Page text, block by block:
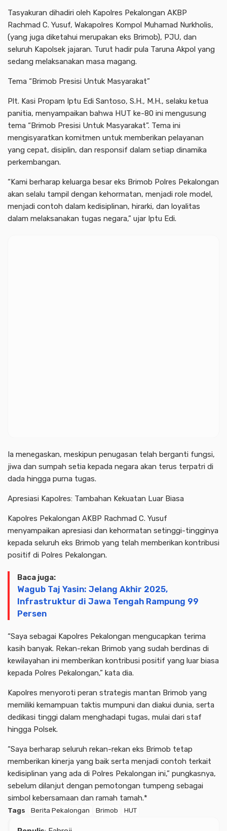
Tasyakuran dihadiri oleh Kapolres Pekalongan AKBP
Rachmad C. Yusuf, Wakapolres Kompol Muhamad Nurkholis,
(yang juga diketahui merupakan eks Brimob), PJU, dan
seluruh Kapolsek jajaran. Turut hadir pula Taruna Akpol yang
sedang melaksanakan masa magang.
Tema “Brimob Presisi Untuk Masyarakat”
Plt. Kasi Propam Iptu Edi Santoso, S.H., M.H., selaku ketua
panitia, menyampaikan bahwa HUT ke-80 ini mengusung
tema “Brimob Presisi Untuk Masyarakat”. Tema ini
mengisyaratkan komitmen untuk memberikan pelayanan
yang cepat, disiplin, dan responsif dalam setiap dinamika
perkembangan.
“Kami berharap keluarga besar eks Brimob Polres Pekalongan
akan selalu tampil dengan kehormatan, menjadi role model,
menjadi contoh dalam kedisiplinan, hirarki, dan loyalitas
dalam melaksanakan tugas negara,” ujar Iptu Edi.
Ia menegaskan, meskipun penugasan telah berganti fungsi,
jiwa dan sumpah setia kepada negara akan terus terpatri di
dada hingga purna tugas.
Apresiasi Kapolres: Tambahan Kekuatan Luar Biasa
Kapolres Pekalongan AKBP Rachmad C. Yusuf
menyampaikan apresiasi dan kehormatan setinggi-tingginya
kepada seluruh eks Brimob yang telah memberikan kontribusi
positif di Polres Pekalongan.
Baca juga:
Wagub Taj Yasin: Jelang Akhir 2025,
Infrastruktur di Jawa Tengah Rampung 99
Persen
“Saya sebagai Kapolres Pekalongan mengucapkan terima
kasih banyak. Rekan-rekan Brimob yang sudah berdinas di
kewilayahan ini memberikan kontribusi positif yang luar biasa
kepada Polres Pekalongan,” kata dia.
Kapolres menyoroti peran strategis mantan Brimob yang
memiliki kemampuan taktis mumpuni dan diakui dunia, serta
dedikasi tinggi dalam menghadapi tugas, mulai dari staf
hingga Polsek.
“Saya berharap seluruh rekan-rekan eks Brimob tetap
memberikan kinerja yang baik serta menjadi contoh terkait
kedisiplinan yang ada di Polres Pekalongan ini,” pungkasnya,
sebelum dilanjut dengan pemotongan tumpeng sebagai
simbol kebersamaan dan ramah tamah.*
Tags Berita Pekalongan Brimob HUT